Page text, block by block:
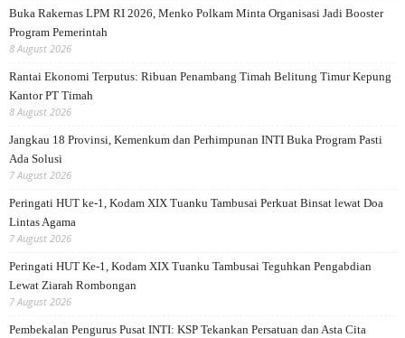
Buka Rakernas LPM RI 2026, Menko Polkam Minta Organisasi Jadi Booster
Program Pemerintah
8 August 2026
Rantai Ekonomi Terputus: Ribuan Penambang Timah Belitung Timur Kepung
Kantor PT Timah
8 August 2026
Jangkau 18 Provinsi, Kemenkum dan Perhimpunan INTI Buka Program Pasti
Ada Solusi
7 August 2026
Peringati HUT ke-1, Kodam XIX Tuanku Tambusai Perkuat Binsat lewat Doa
Lintas Agama
7 August 2026
Peringati HUT Ke-1, Kodam XIX Tuanku Tambusai Teguhkan Pengabdian
Lewat Ziarah Rombongan
7 August 2026
Pembekalan Pengurus Pusat INTI: KSP Tekankan Persatuan dan Asta Cita